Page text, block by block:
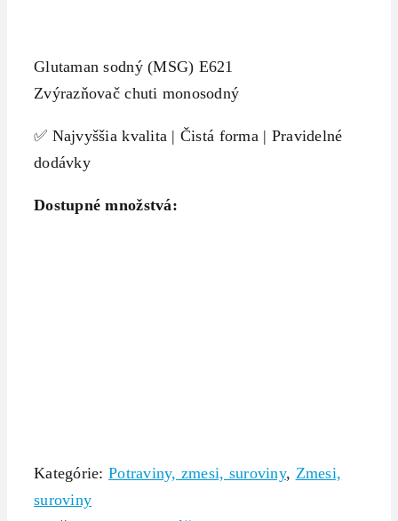
Glutaman sodný (MSG) E621
Zvýrazňovač chuti monosodný
✅ Najvyššia kvalita | Čistá forma | Pravidelné
dodávky
Dostupné množstvá:
Kategórie: Potraviny, zmesi, suroviny, Zmesi,
suroviny